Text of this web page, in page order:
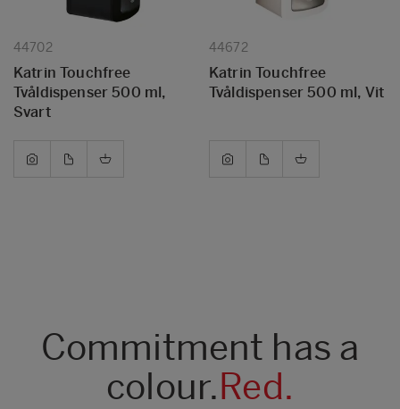
44702
Katrin Touchfree
Tvåldispenser 500 ml,
Svart
44672
Katrin Touchfree
Tvåldispenser 500 ml, Vit
Commitment has a
colour.Red.